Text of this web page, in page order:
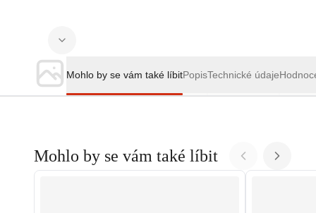
Mohlo by se vám také líbitPopisTechnické údaje
Mohlo by se vám také líbit